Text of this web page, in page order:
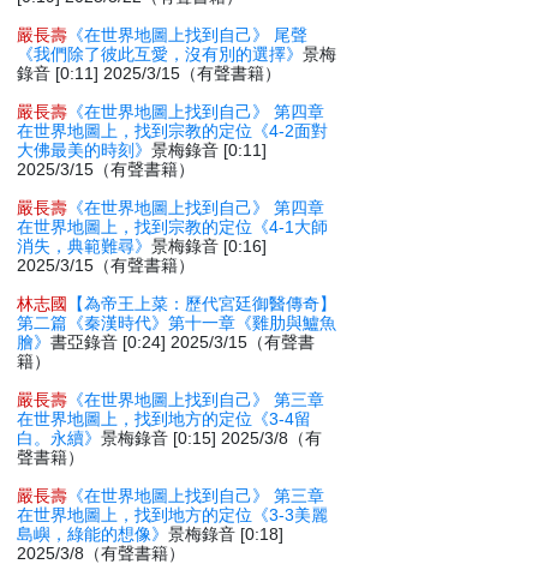
嚴長壽 《在世界地圖上找到自己》 尾聲
《我們除了彼此互愛，沒有別的選擇》景梅
錄音 [0:11] 2025/3/15（有聲書籍）
嚴長壽 《在世界地圖上找到自己》 第四章
在世界地圖上，找到宗教的定位《4-2面對
大佛最美的時刻》景梅錄音 [0:11]
2025/3/15（有聲書籍）
嚴長壽 《在世界地圖上找到自己》 第四章
在世界地圖上，找到宗教的定位《4-1大師
消失，典範難尋》景梅錄音 [0:16]
2025/3/15（有聲書籍）
林志國
【為帝王上菜：歷代宮廷御醫傳奇】
第二篇《秦漢時代》第十一章《雞肋與鱸魚
膾》書亞錄音 [0:24] 2025/3/15（有聲書
籍）
嚴長壽 《在世界地圖上找到自己》 第三章
在世界地圖上，找到地方的定位《3-4留
白。永續》景梅錄音 [0:15] 2025/3/8（有
聲書籍）
嚴長壽 《在世界地圖上找到自己》 第三章
在世界地圖上，找到地方的定位《3-3美麗
島嶼，綠能的想像》景梅錄音 [0:18]
2025/3/8（有聲書籍）